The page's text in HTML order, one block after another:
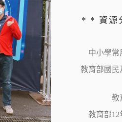
* * 資源
中小學常
教育部國民
教
教育部